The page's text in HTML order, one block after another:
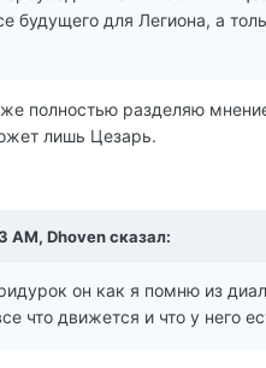
будущего для Легиона, а
полностью разделяю
лишь Цезарь.
AM, Dhoven сказал:
он как я помню из
что движется и что у него